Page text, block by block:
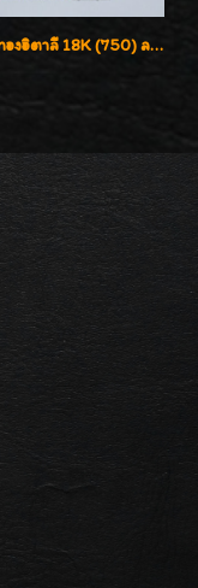
สร้อยคอทองอิตาลี 18K (750) ลายสวยตัดเหลี่ยมคมชัด ใส่สวยน่ารักค่ะ